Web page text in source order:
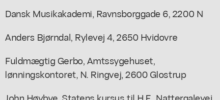
Dansk Musikakademi, Ravnsborggade 6, 2200 N
Anders Bjørndal, Rylevej 4, 2650 Hvidovre
Fuldmægtig Gerbo, Amtssygehuset,
lønningskontoret, N. Ringvej, 2600 Glostrup
John Høybye, Statens kursus til H.F., Nattergalevej